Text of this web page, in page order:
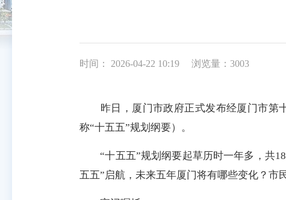
时间： 2026-04-22 10:19 浏览量：3003
昨日，厦门市政府正式发布经厦门市第十
称“十五五”规划纲要）。
“十五五”规划纲要起草历时一年多，共18
五五”启航，未来五年厦门将有哪些变化？市